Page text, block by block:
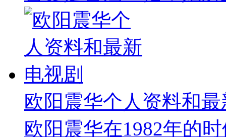
欧阳震华个人资料和
欧阳震华在1982年的